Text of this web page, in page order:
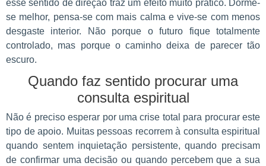
esse sentido de direção traz um efeito muito prático. Dorme-
se melhor, pensa-se com mais calma e vive-se com menos
desgaste interior. Não porque o futuro fique totalmente
controlado, mas porque o caminho deixa de parecer tão
escuro.
Quando faz sentido procurar uma
consulta espiritual
Não é preciso esperar por uma crise total para procurar este
tipo de apoio. Muitas pessoas recorrem à consulta espiritual
quando sentem inquietação persistente, quando precisam
de confirmar uma decisão ou quando percebem que a sua